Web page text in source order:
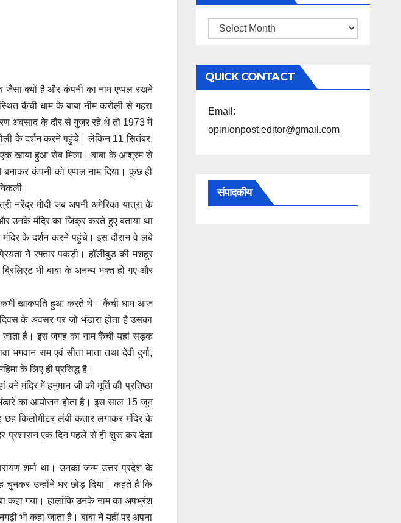
जैसा क्यों है और कंपनी का नाम एप्‍पल रखने
कैंची धाम के बाबा नीम करोली से गहरा
अवसाद के दौर से गुजर रहे थे तो 1973 में
के दर्शन करने पहुंचे। लेकिन 11 सितंबर,
एक खाया हुआ सेब मिला। बाबा के आश्रम से
कंपनी को एप्‍पल नाम दिया। कुछ ही
नरेंद्र मोदी जब अपनी अमेरिका यात्रा के
उनके मंदिर का जिक्र करते हुए बताया था
के दर्शन करने पहुंचे। इस दौरान वे लंबे
ने रफ्तार पकड़ी। हॉलीवुड की मशहूर
ब्रिलिएंट भी बाबा के अनन्य भक्त हो गए और
कभी खाकपति हुआ करते थे। कैंची धाम आज
के अवसर पर जो भंडारा होता है उसका
जाता है। इस जगह का नाम कैंची यहां सड़क
राम एवं सीता माता तथा देवी दुर्गा,
के लिए ही प्रसिद्ध है।
में हनुमान जी की मूर्ति की प्रतिष्ठा
का आयोजन होता है। इस साल 15 जून
छह किलोमीटर लंबी कतार लगाकर मंदिर के
प्रशासन एक दिन पहले से ही शुरू कर देता
शर्मा था। उनका जन्‍म उत्तर प्रदेश के
चुनकर उन्‍होंने घर छोड़ दिया। कहते हैं कि
कहा गया। हालांकि उनके नाम का अपभ्रंश
भी कहा जाता है। बाबा ने यहीं पर अपना
महिने
अनुसार
पढ़ें
QUICK CONTACT
Email:
opinionpost.editor@gmail.com
संपादकीय